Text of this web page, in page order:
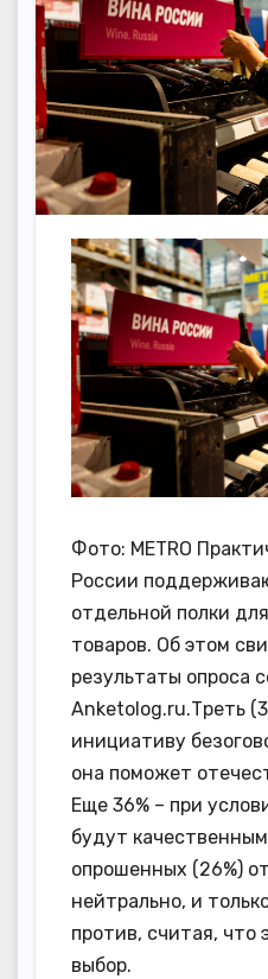
Фото: METRO
России
отдельной полки
товаров. Об этом
результаты опроса
Anketolog.ru.Треть
инициативу
она поможет
Еще 36% – при
будут
опрошенных (26%)
нейтрально, и
против, считая, что
выбор.